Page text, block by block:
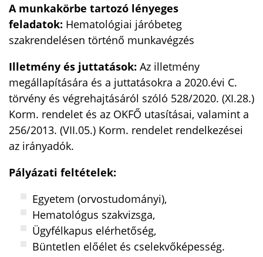
A munkakörbe tartozó lényeges
feladatok: Hematológiai járóbeteg
szakrendelésen történő munkavégzés
Illetmény és juttatások: Az illetmény
megállapítására és a juttatásokra a 2020.évi C.
törvény és végrehajtásáról szóló 528/2020. (XI.28.)
Korm. rendelet és az OKFŐ utasításai, valamint a
256/2013. (VII.05.) Korm. rendelet rendelkezései
az irányadók.
Pályázati feltételek:
Egyetem (orvostudományi),
Hematológus szakvizsga,
Ügyfélkapus elérhetőség,
Büntetlen előélet és cselekvőképesség.